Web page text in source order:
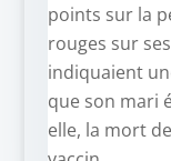
points sur la
rouges sur
indiquaient
que son mari
elle, la mort